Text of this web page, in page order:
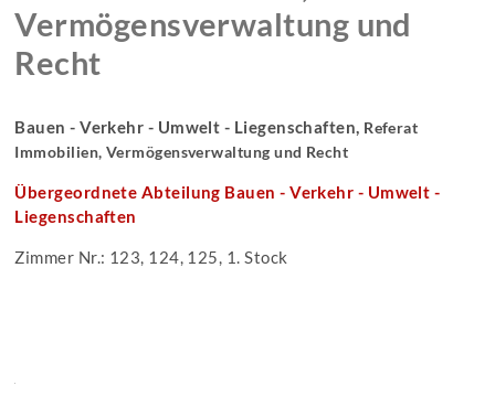
Vermögensverwaltung und
Recht
Bauen - Verkehr - Umwelt - Liegenschaften, Referat
Immobilien, Vermögensverwaltung und Recht
Übergeordnete Abteilung Bauen - Verkehr - Umwelt -
Liegenschaften
Zimmer Nr.: 123, 124, 125, 1. Stock